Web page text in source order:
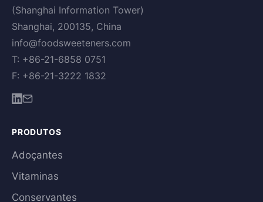
(Shanghai Information Tower)
Shanghai, 200135, China
info@foodsweeteners.com
T: +86-21-6858 0751
F: +86-21-3222 1832
PRODUTOS
Adoçantes
Vitaminas
Conservantes